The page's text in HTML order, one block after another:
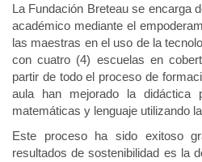
La Fundación Breteau se encarga
académico mediante el
las maestras en el uso de la
con cuatro (4) escuelas en
partir de todo el proceso de
aula han mejorado la didáctica
matemáticas y lenguaje utilizando
Este proceso ha sido exitoso
resultados de sostenibilidad es la